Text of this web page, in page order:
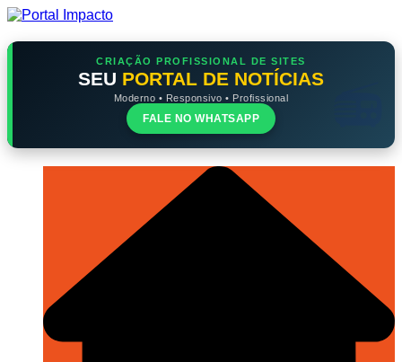
Ir
o
CRIAÇÃO PROFISSIONAL DE SITES
SEU PORTAL DE NOTÍCIAS
Moderno • Responsivo • Profissional
FALE NO WHATSAPP